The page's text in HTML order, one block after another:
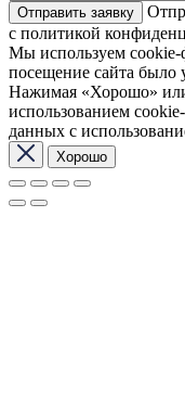
с политикой
Мы используем
посещение сайта
Нажимая «Хорошо» или
использованием
данных с
Хорошо